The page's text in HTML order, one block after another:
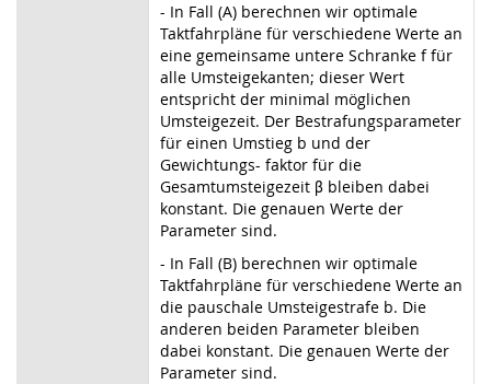
- In Fall (A) berechnen wir optimale
Taktfahrpläne für verschiedene Werte an
eine gemeinsame untere Schranke f für
alle Umsteigekanten; dieser Wert
entspricht der minimal möglichen
Umsteigezeit. Der Bestrafungsparameter
für einen Umstieg b und der
Gewichtungs- faktor für die
Gesamtumsteigezeit β bleiben dabei
konstant. Die genauen Werte der
Parameter sind.
- In Fall (B) berechnen wir optimale
Taktfahrpläne für verschiedene Werte an
die pauschale Umsteigestrafe b. Die
anderen beiden Parameter bleiben
dabei konstant. Die genauen Werte der
Parameter sind.